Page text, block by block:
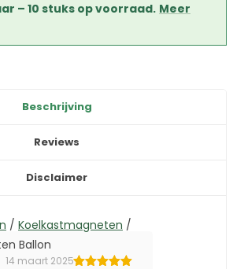
– 10 stuks op voorraad. Meer
Beschrijving
Reviews
Disclaimer
/ Koelkastmagneten /
Ballon
14 maart 2025